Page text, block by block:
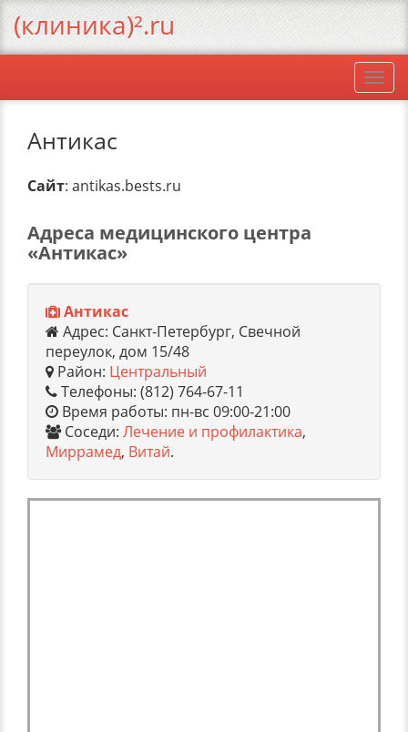
Антикас
Сайт: antikas.bests.ru
Адреса медицинского центра
«Антикас»
Антикас
Адрес: Санкт-Петербург, Свечной
переулок, дом 15/48
Район: Центральный
Телефоны: (812) 764-67-11
Время работы: пн-вс 09:00-21:00
Соседи: Лечение и профилактика,
Миррамед, Витай.
(клиника)².ru